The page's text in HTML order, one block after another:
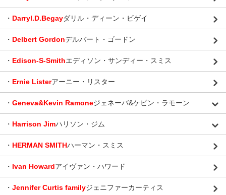
・ Darryl.D.Begayダリル・ディーン・ビゲイ
・ Delbert Gordonデルバート・ゴードン
・ Edison-S-Smithエディソン・サンディー・スミス
・ Ernie Listerアーニー・リスター
・ Geneva&Kevin Ramoneジェネーバ&ケビン・ラモーン
・ Harrison Jimハリソン・ジム
・ HERMAN SMITHハーマン・スミス
・ Ivan Howardアイヴァン・ハワード
・ Jennifer Curtis familyジェニファーカーティス